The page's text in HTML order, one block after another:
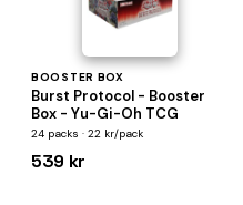
BOOSTER BOX
Burst Protocol - Booster
Box - Yu-Gi-Oh TCG
24 packs · 22 kr/pack
539 kr